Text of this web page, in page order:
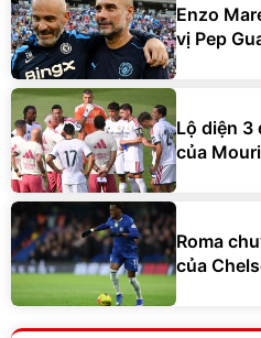
Enzo
vị Pep
Lộ diện 3
của
Roma
của